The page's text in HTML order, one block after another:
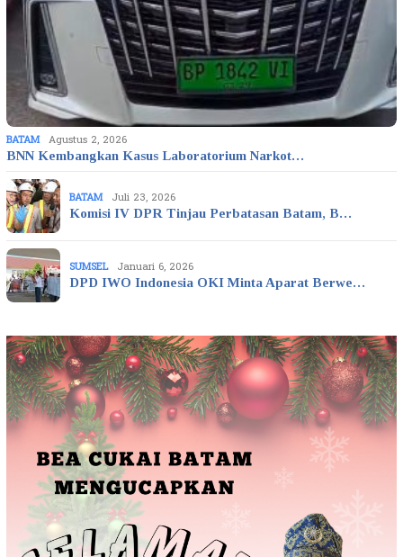
BATAM Agustus 2, 2026
BNN Kembangkan Kasus Laboratorium Narkot…
BATAM Juli 23, 2026
Komisi IV DPR Tinjau Perbatasan Batam, B…
SUMSEL Januari 6, 2026
DPD IWO Indonesia OKI Minta Aparat Berwe…